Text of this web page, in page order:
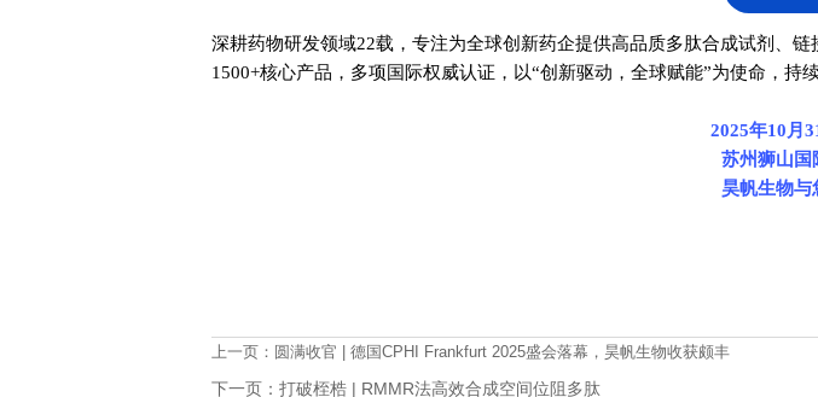
深耕药物研发领域22载，专注为全球创新药企提供高品质多肽合成试剂、
1500+核心产品，多项国际权威认证，以“创新驱动，全球赋能”为使命，持
2025年10月
苏州狮山国
昊帆生物与
上一页： 圆满收官 | 德国CPHI Frankfurt 2025盛会落幕，昊帆生物收获颇丰
下一页： 打破桎梏 | RMMR法高效合成空间位阻多肽